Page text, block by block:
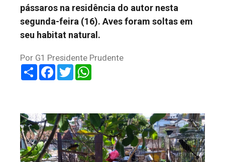
pássaros na residência do autor nesta
segunda-feira (16). Aves foram soltas em
seu habitat natural.
Por G1 Presidente Prudente
ShareFacebook
Twitter